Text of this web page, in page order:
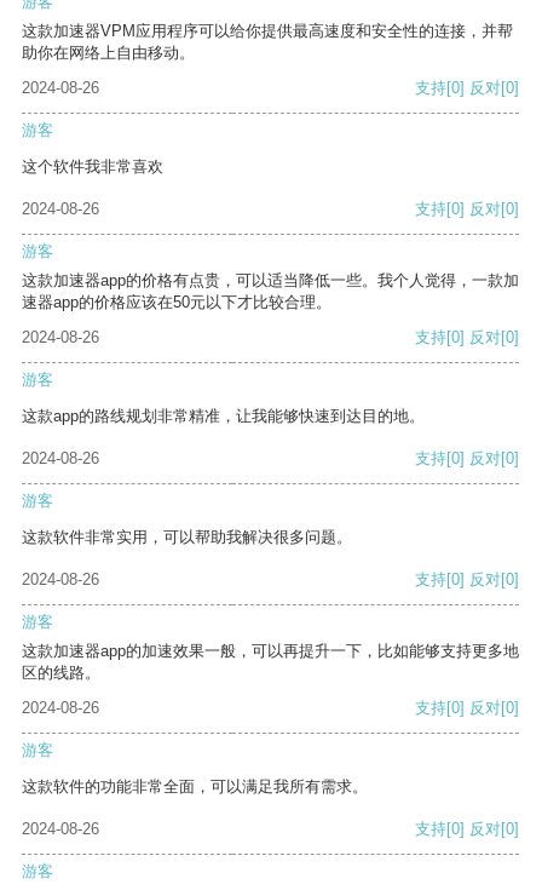
这款加速器VPM应用程序可以给你提供最高速度和安全性的连接，并帮
助你在网络上自由移动。
2024-08-26
支持[0] 反对[0]
游客
这个软件我非常喜欢
2024-08-26 支持[0] 反对[0]
游客
这款加速器app的价格有点贵，可以适当降低一些。我个人觉得，一款加
速器app的价格应该在50元以下才比较合理。
2024-08-26
支持[0] 反对[0]
游客
这款app的路线规划非常精准，让我能够快速到达目的地。
2024-08-26 支持[0] 反对[0]
游客
这款软件非常实用，可以帮助我解决很多问题。
2024-08-26 支持[0] 反对[0]
游客
这款加速器app的加速效果一般，可以再提升一下，比如能够支持更多地
区的线路。
2024-08-26
支持[0] 反对[0]
游客
这款软件的功能非常全面，可以满足我所有需求。
2024-08-26 支持[0] 反对[0]
游客